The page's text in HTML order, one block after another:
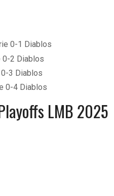
0-1 Diablos
0-2 Diablos
3 Diablos
0-4 Diablos
LMB 2025